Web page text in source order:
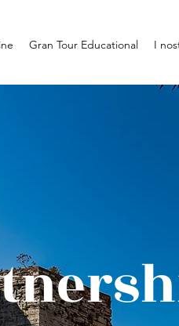
Gran Tour Educational I